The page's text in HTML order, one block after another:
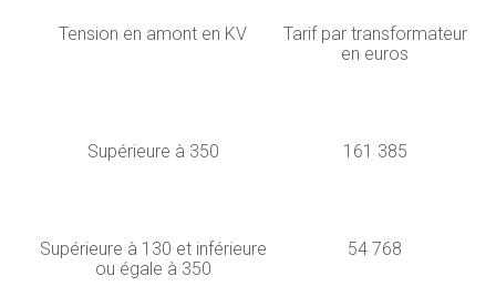
Tension en amont en KV
Tarif par transformateur
en euros
Supérieure à 350 161 385
Supérieure à 130 et inférieure
ou égale à 350
54 768